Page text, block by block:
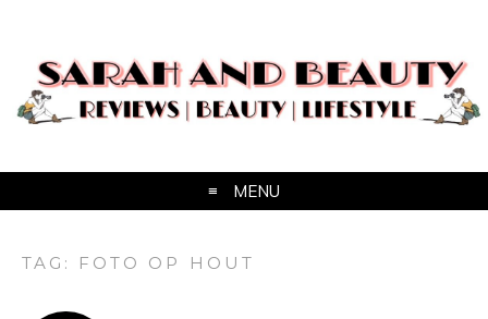
MENU
TAG: FOTO OP HOUT